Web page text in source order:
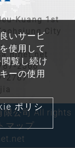
いサービ
使用して
覧し続け
ーの使用
ポリシ
Kuang 1st
City
2366
2787
限公司 All rights
マップ